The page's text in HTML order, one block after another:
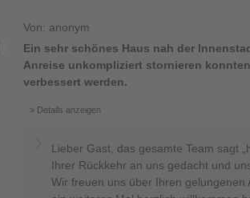
Von: anonym
Ein sehr schönes Haus nah der
Anreise unkompliziert stornieren
verbessert werden.
Details anzeigen
Lieber Gast, das gesamte Team sagt
Ihrer Rückkehr an uns gedacht und
Wir freuen uns über Ihren gelungenen